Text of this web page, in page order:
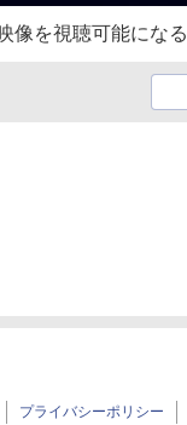
像を視聴可能になる
プライバシーポリシー